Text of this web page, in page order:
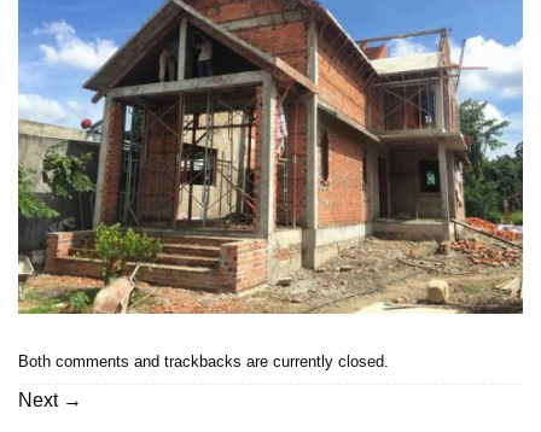
Both comments and trackbacks are currently closed.
Next →